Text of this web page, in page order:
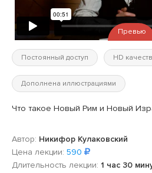
Превью
Постоянный доступ HD
Дополнена иллюстрациями
Что такое Новый Рим и Новый
Автор: Никифор Кулаковский
Цена лекции: 590
Длительность лекции: 1 час 30